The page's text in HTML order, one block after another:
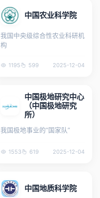
中国农业科学院
我国中央级综合性农业科研机
构
1195 599 2025-12-04
中国极地研究中心
（中国极地研究
所）
我国极地事业的“国家队”
1553 619 2025-12-04
中国地质科学院